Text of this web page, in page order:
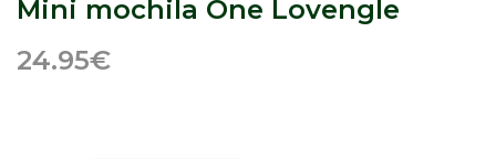
Mini mochila One Lovengle
24.95€